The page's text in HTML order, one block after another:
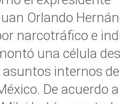
Orlando
narcotráfico e
una célula
internos de
De acuerdo